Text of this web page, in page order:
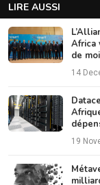
Au
Le
LIRE AUSSI
Africa
de
14
19